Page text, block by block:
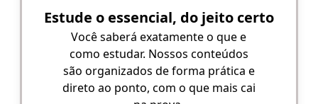
Estude o essencial, do jeito certo
Você saberá exatamente o que e
como estudar. Nossos conteúdos
são organizados de forma prática e
direto ao ponto, com o que mais cai